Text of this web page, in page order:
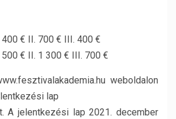
€ II. 700 € III. 400 €
€ II. 1 300 € III. 700 €
weboldalon
lap
A jelentkezési lap 2021. december